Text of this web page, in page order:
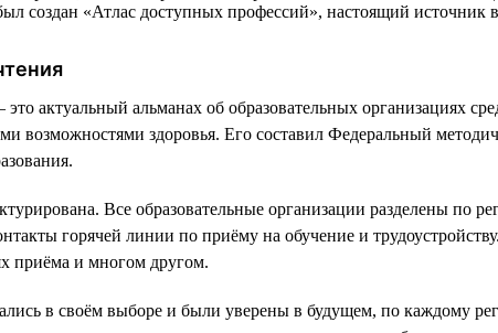
создан «Атлас доступных профессий», настоящий источник
актуальный альманах об образовательных организациях
возможностями здоровья. Его составил Федеральный
Все образовательные организации разделены по
горячей линии по приёму на обучение и
приёма и многом другом.
в своём выборе и были уверены в будущем, по каждому